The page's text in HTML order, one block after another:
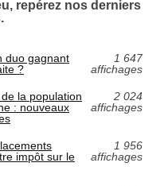
repérez nos derniers
duo gagnant
?
1 647
affichages
la population
: nouveaux
2 024
affichages
impôt sur le
1 956
affichages